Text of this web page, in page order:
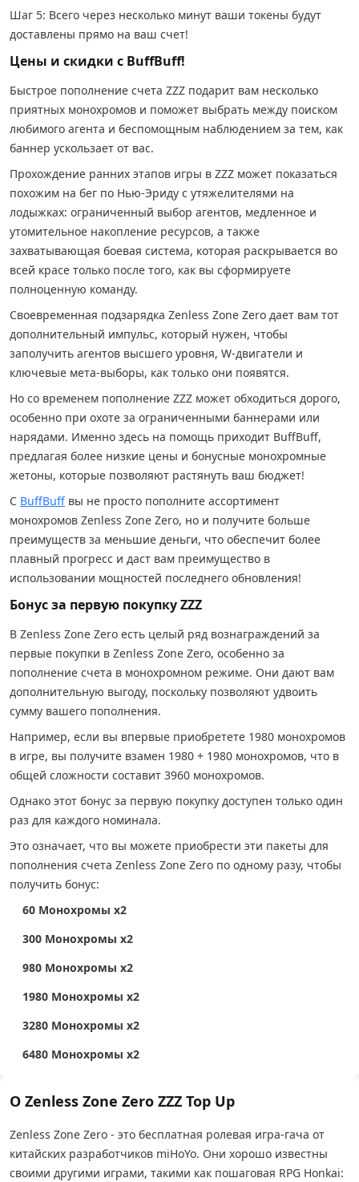
Шаг 5: Всего через несколько минут ваши токены будут
доставлены прямо на ваш счет!
Цены и скидки с BuffBuff!
Быстрое пополнение счета ZZZ подарит вам несколько
приятных монохромов и поможет выбрать между поиском
любимого агента и беспомощным наблюдением за тем, как
баннер ускользает от вас.
Прохождение ранних этапов игры в ZZZ может показаться
похожим на бег по Нью-Эриду с утяжелителями на
лодыжках: ограниченный выбор агентов, медленное и
утомительное накопление ресурсов, а также
захватывающая боевая система, которая раскрывается во
всей красе только после того, как вы сформируете
полноценную команду.
Своевременная подзарядка Zenless Zone Zero дает вам тот
дополнительный импульс, который нужен, чтобы
заполучить агентов высшего уровня, W-двигатели и
ключевые мета-выборы, как только они появятся.
Но со временем пополнение ZZZ может обходиться дорого,
особенно при охоте за ограниченными баннерами или
нарядами. Именно здесь на помощь приходит BuffBuff,
предлагая более низкие цены и бонусные монохромные
жетоны, которые позволяют растянуть ваш бюджет!
С BuffBuff вы не просто пополните ассортимент
монохромов Zenless Zone Zero, но и получите больше
преимуществ за меньшие деньги, что обеспечит более
плавный прогресс и даст вам преимущество в
использовании мощностей последнего обновления!
Бонус за первую покупку ZZZ
В Zenless Zone Zero есть целый ряд вознаграждений за
первые покупки в Zenless Zone Zero, особенно за
пополнение счета в монохромном режиме. Они дают вам
дополнительную выгоду, поскольку позволяют удвоить
сумму вашего пополнения.
Например, если вы впервые приобретете 1980 монохромов
в игре, вы получите взамен 1980 + 1980 монохромов, что в
общей сложности составит 3960 монохромов.
Однако этот бонус за первую покупку доступен только один
раз для каждого номинала.
Это означает, что вы можете приобрести эти пакеты для
пополнения счета Zenless Zone Zero по одному разу, чтобы
получить бонус:
60 Монохромы x2
300 Монохромы x2
980 Монохромы x2
1980 Монохромы x2
3280 Монохромы x2
6480 Монохромы x2
О Zenless Zone Zero ZZZ Top Up
Zenless Zone Zero - это бесплатная ролевая игра-гача от
китайских разработчиков miHoYo. Они хорошо известны
своими другими играми, такими как пошаговая RPG Honkai: